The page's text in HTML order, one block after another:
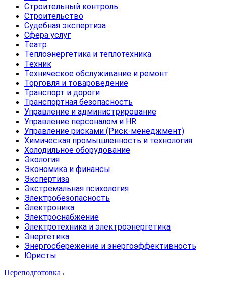
Строительный контроль
Строительство
Судебная экспертиза
Сфера услуг
Театр
Теплоэнергетика и теплотехника
Техник
Техническое обслуживание и ремонт
Торговля и товароведение
Транспорт и дороги
Транспортная безопасность
Управление и администрирование
Управление персоналом и HR
Управление рисками (Риск-менеджмент)
Химическая промышленность и технология
Холодильное оборудование
Экология
Экономика и финансы
Экспертиза
Экстремальная психология
Электробезопасность
Электроника
Электроснабжение
Электротехника и электроэнергетика
Энергетика
Энергосбережение и энергоэффективность
Юристы
Переподготовка